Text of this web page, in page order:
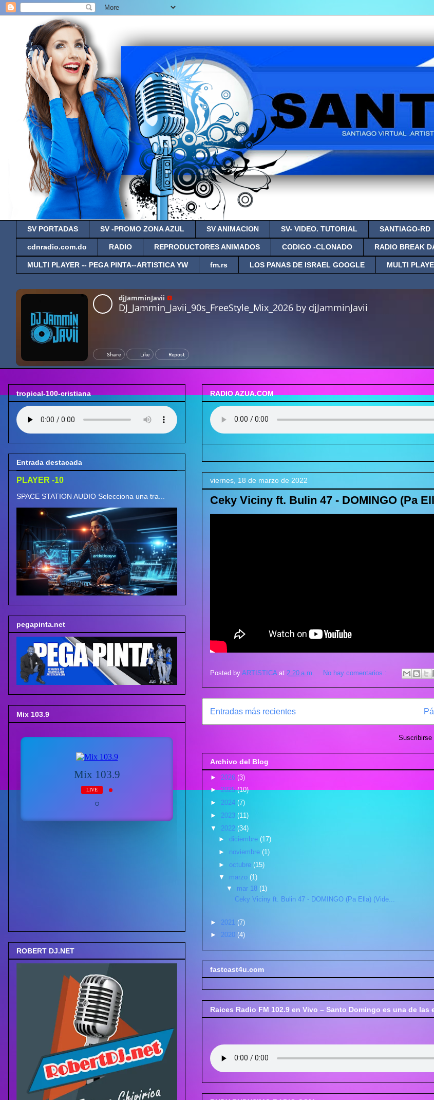
SV PORTADAS SV -PROMO ZONA AZUL SV ANIMACION SV- VIDEO. TUTORIAL SANTIAGO-RD
cdnradio.com.do RADIO REPRODUCTORES ANIMADOS CODIGO -CLONADO RADIO BREAK
MULTI PLAYER -- PEGA PINTA--ARTISTICA YW fm.rs LOS PANAS DE ISRAEL GOOGLE MULTI
RADIO AZUA.COM
viernes, 18 de marzo de 2022
Ceky Viciny ft. Bulin 47 - DOMINGO (Pa
Posted by ARTISTICA at 2:20 a.m. No hay comentarios.:
Entradas más recientes
Suscribirse
Archivo del Blog
► 2026 (3)
►2025(10)
► 2024 (7)
► 2023 (11)
▼ 2022 (34)
► diciembre (17)
► noviembre (1)
► octubre (15)
▼ marzo (1)
▼ mar 18(1)
Ceky Viciny ft. Bulin 47 - DOMINGO (Pa Ella) (Vide...
► 2021 (7)
► 2020 (4)
fastcast4u.com
Raices Radio FM 102.9 en Vivo – Santo Domingo es una de las
tropical-100-cristiana
Entrada destacada
PLAYER -10
SPACE STATION AUDIO Selecciona una tra...
pegapinta.net
Mix 103.9
ROBERT DJ.NET